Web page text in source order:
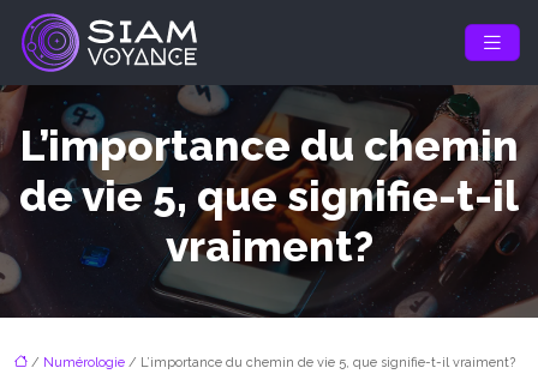
L’importance du chemin
de vie 5, que signifie-t-il
vraiment?
/ Numérologie / L’importance du chemin de vie 5, que signifie-t-il vraiment?